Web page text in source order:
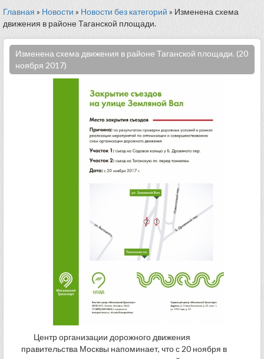
Главная » Новости » Новости без категорий » Изменена схема
движения в районе Таганской площади.
Изменена схема движения в районе Таганской площади. (20
ноября 2017)
Центр организации дорожного движения
правительства Москвы напоминает, что с 20 ноября в